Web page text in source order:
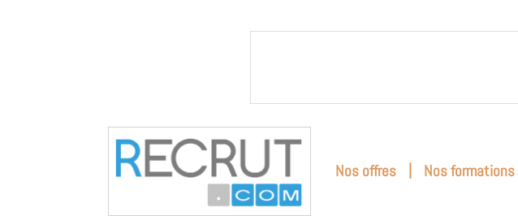
Nos offres | Nos formations